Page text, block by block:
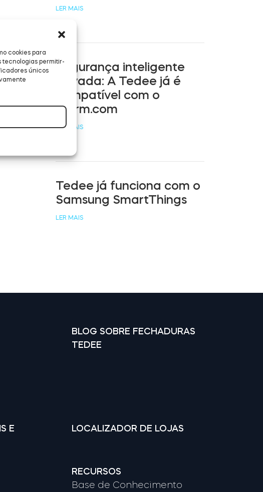
cookies para
tecnologias permitir-
únicos
LER MAIS
Segurança inteligente
ativada: A Tedee já é
compatível com o
Alarm.com
LER MAIS
Tedee já funciona com o
Samsung SmartThings
LER MAIS
BLOG SOBRE FECHADURAS
TEDEE
E
LOCALIZADOR DE LOJAS
RECURSOS
Base de Conhecimento